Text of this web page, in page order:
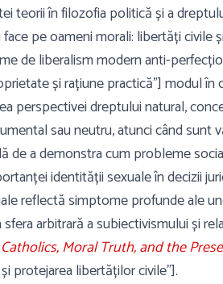
teorii în filozofia politică și a
face pe oameni morali: libertăți
de liberalism modern anti-
și rațiune practică”] modul
perspectivei dreptului natural,
sau neutru, atunci când sunt
de a demonstra cum probleme
identității sexuale în decizii
reflectă simptome profunde ale
arbitrară a subiectivismului și
Moral Truth, and the
protejarea libertăților civile”].